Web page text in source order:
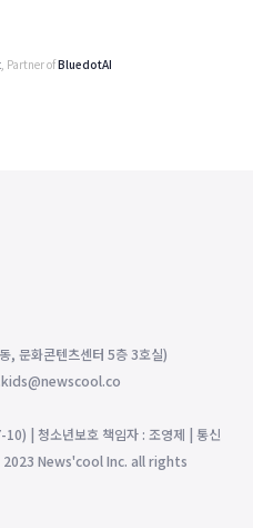
, Partner ofBluedotAI
, 문화콘텐츠센터 5층 3호실)
| 청소년보호 책임자 : 조영제 | 통신
2023 News'cool Inc. all rights